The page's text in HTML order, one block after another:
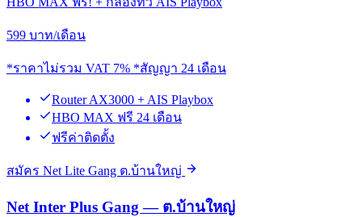
599 บาท/เดือน
*ราคาไม่รวม VAT 7% *สัญญา 24 เดือน
Router AX3000 + AIS Playbox
HBO MAX ฟรี 24 เดือน
ฟรีค่าติดตั้ง
สมัคร Net Lite Gang ต.บ้านใหญ่
Net Inter Plus Gang — ต.บ้านใหญ่